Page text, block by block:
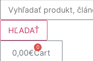
HĽADAŤ
0,00€
0
Cart